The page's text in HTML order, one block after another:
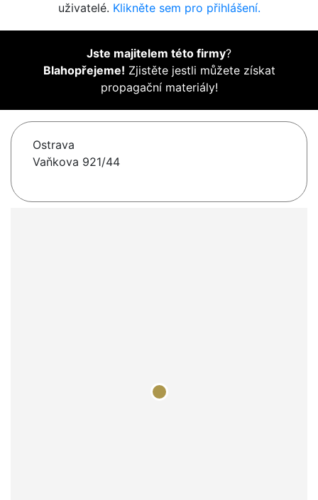
uživatelé. Klikněte sem pro přihlášení.
Jste majitelem této firmy?
Blahopřejeme! Zjistěte jestli můžete získat
propagační materiály!
Ostrava
Vaňkova 921/44